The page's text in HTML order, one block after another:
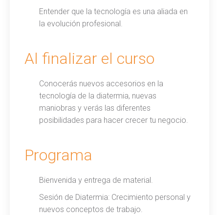
Entender que la tecnología es una aliada en
la evolución profesional.
Al finalizar el curso
Conocerás nuevos accesorios en la
tecnología de la diatermia, nuevas
maniobras y verás las diferentes
posibilidades para hacer crecer tu negocio.
Programa
Bienvenida y entrega de material.
Sesión de Diatermia: Crecimiento personal y
nuevos conceptos de trabajo.